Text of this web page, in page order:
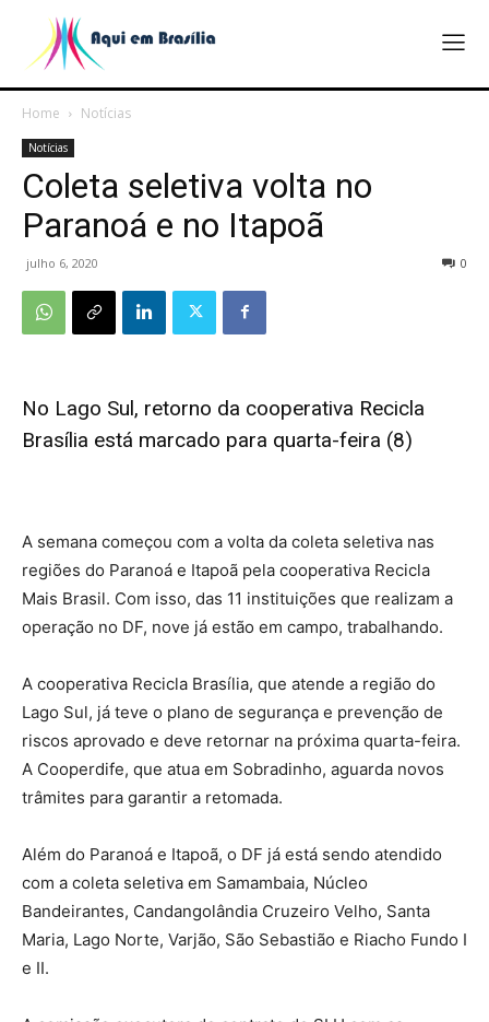
Home Notícias
Notícias
Coleta seletiva volta no
Paranoá e no Itapoã
julho 6, 2020 0
No Lago Sul, retorno da cooperativa Recicla
Brasília está marcado para quarta-feira (8)
A semana começou com a volta da coleta seletiva nas
regiões do Paranoá e Itapoã pela cooperativa Recicla
Mais Brasil. Com isso, das 11 instituições que realizam a
operação no DF, nove já estão em campo, trabalhando.
A cooperativa Recicla Brasília, que atende a região do
Lago Sul, já teve o plano de segurança e prevenção de
riscos aprovado e deve retornar na próxima quarta-feira.
A Cooperdife, que atua em Sobradinho, aguarda novos
trâmites para garantir a retomada.
Além do Paranoá e Itapoã, o DF já está sendo atendido
com a coleta seletiva em Samambaia, Núcleo
Bandeirantes, Candangolândia Cruzeiro Velho, Santa
Maria, Lago Norte, Varjão, São Sebastião e Riacho Fundo I
e II.